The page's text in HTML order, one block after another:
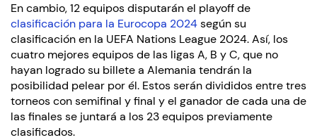
En cambio, 12 equipos disputarán el playoff de
clasificación para la Eurocopa 2024según su
clasificación en la UEFA Nations League 2024. Así, los
cuatro mejores equipos de las ligas A, B y C, que no
hayan logrado su billete a Alemania tendrán la
posibilidad pelear por él. Estos serán divididos entre tres
torneos con semifinal y final y el ganador de cada una de
las finales se juntará a los 23 equipos previamente
clasificados.